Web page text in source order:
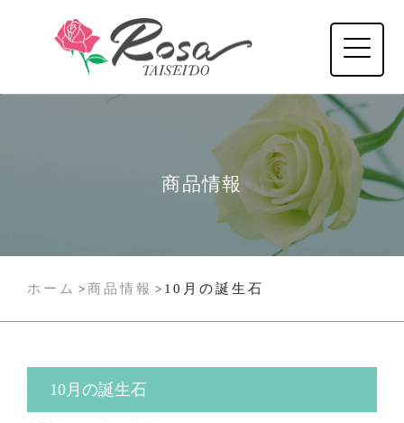
商品情報
ホーム > 商品情報 > 10月の誕生石
10月の誕生石